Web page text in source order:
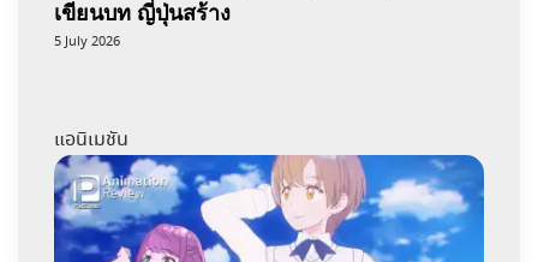
เขียนบท ญี่ปุ่นสร้าง
5 July 2026
แอนิเมชัน